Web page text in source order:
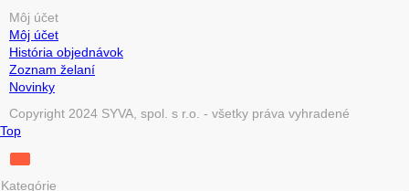
Môj účet
Môj účet
História objednávok
Zoznam želaní
Novinky
Copyright 2024 SYVA, spol. s r.o. - všetky práva vyhradené
Top
Kategórie